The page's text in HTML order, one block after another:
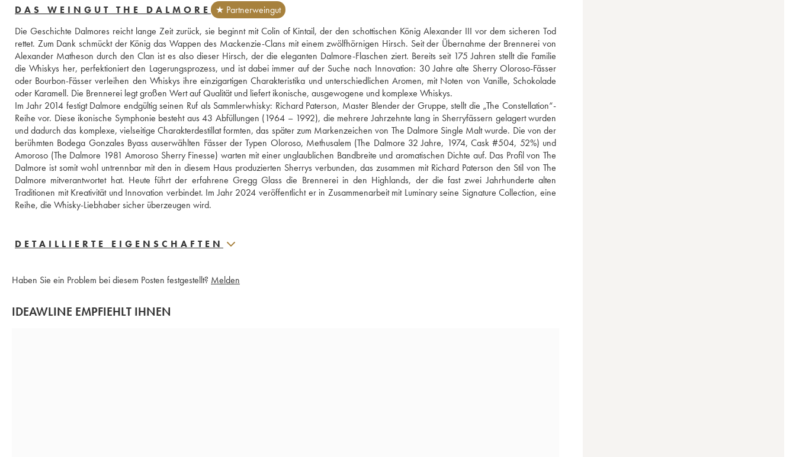
DAS WEINGUT THE DALMORE
★ Partnerweingut
Die Geschichte Dalmores reicht lange Zeit zurück, sie beginnt mit Colin of Kintail, der den schottischen König Alexander III vor dem sicheren Tod
rettet. Zum Dank schmückt der König das Wappen des Mackenzie-Clans mit einem zwölfhörnigen Hirsch. Seit der Übernahme der Brennerei von
Alexander Matheson durch den Clan ist es also dieser Hirsch, der die eleganten Dalmore-Flaschen ziert. Bereits seit 175 Jahren stellt die Familie
die Whiskys her, perfektioniert den Lagerungsprozess, und ist dabei immer auf der Suche nach Innovation: 30 Jahre alte Sherry Oloroso-Fässer
oder Bourbon-Fässer verleihen den Whiskys ihre einzigartigen Charakteristika und unterschiedlichen Aromen, mit Noten von Vanille, Schokolade
oder Karamell. Die Brennerei legt großen Wert auf Qualität und liefert ikonische, ausgewogene und komplexe Whiskys.
Im Jahr 2014 festigt Dalmore endgültig seinen Ruf als Sammlerwhisky: Richard Paterson, Master Blender der Gruppe, stellt die „The Constellation“-
Reihe vor. Diese ikonische Symphonie besteht aus 43 Abfüllungen (1964 – 1992), die mehrere Jahrzehnte lang in Sherryfässern gelagert wurden
und dadurch das komplexe, vielseitige Charakterdestillat formten, das später zum Markenzeichen von The Dalmore Single Malt wurde. Die von der
berühmten Bodega Gonzales Byass auserwählten Fässer der Typen Oloroso, Methusalem (The Dalmore 32 Jahre, 1974, Cask #504, 52%) und
Amoroso (The Dalmore 1981 Amoroso Sherry Finesse) warten mit einer unglaublichen Bandbreite und aromatischen Dichte auf. Das Profil von The
Dalmore ist somit wohl untrennbar mit den in diesem Haus produzierten Sherrys verbunden, das zusammen mit Richard Paterson den Stil von The
Dalmore mitverantwortet hat. Heute führt der erfahrene Gregg Glass die Brennerei in den Highlands, der die fast zwei Jahrhunderte alten
Traditionen mit Kreativität und Innovation verbindet. Im Jahr 2024 veröffentlicht er in Zusammenarbeit mit Luminary seine Signature Collection, eine
Reihe, die Whisky-Liebhaber sicher überzeugen wird.
DETAILLIERTE EIGENSCHAFTEN
Haben Sie ein Problem bei diesem Posten festgestellt? Melden
IDEAWLINE EMPFIEHLT IHNEN